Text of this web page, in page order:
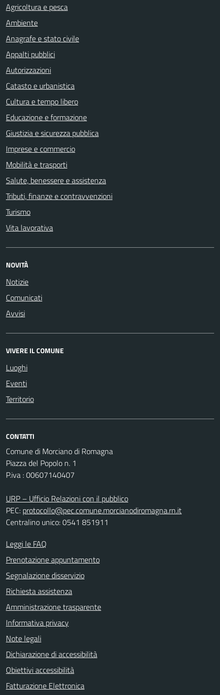
Agricoltura e pesca
Ambiente
Anagrafe e stato civile
Appalti pubblici
Autorizzazioni
Catasto e urbanistica
Cultura e tempo libero
Educazione e formazione
Giustizia e sicurezza pubblica
Imprese e commercio
Mobilità e trasporti
Salute, benessere e assistenza
Tributi, finanze e contravvenzioni
Turismo
Vita lavorativa
NOVITÀ
Notizie
Comunicati
Avvisi
VIVERE IL COMUNE
Luoghi
Eventi
Territorio
CONTATTI
Comune di Morciano di Romagna
Piazza del Popolo n. 1
P.iva : 00607140407
URP – Ufficio Relazioni con il pubblico
PEC: protocollo@pec.comune.morcianodiromagna.rn.it
Centralino unico: 0541 851911
Leggi le FAQ
Prenotazione appuntamento
Segnalazione disservizio
Richiesta assistenza
Amministrazione trasparente
Informativa privacy
Note legali
Dichiarazione di accessibilità
Obiettivi accessibilità
Fatturazione Elettronica